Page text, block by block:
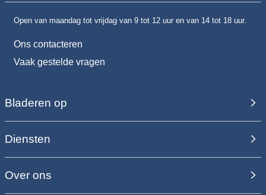
Open van maandag tot vrijdag van 9 tot 12 uur en van 14 tot 18 uur.
Ons contacteren
Vaak gestelde vragen
Bladeren op
Diensten
Over ons